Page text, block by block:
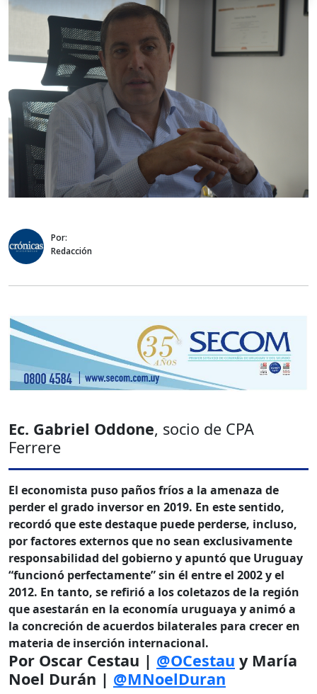
Por:
Redacción
Ec. Gabriel Oddone, socio de CPA
Ferrere
El economista puso paños fríos a la amenaza de
perder el grado inversor en 2019. En este sentido,
recordó que este destaque puede perderse, incluso,
por factores externos que no sean exclusivamente
responsabilidad del gobierno y apuntó que Uruguay
“funcionó perfectamente” sin él entre el 2002 y el
2012. En tanto, se refirió a los coletazos de la región
que asestarán en la economía uruguaya y animó a
la concreción de acuerdos bilaterales para crecer en
materia de inserción internacional.
Por Oscar Cestau | @OCestau yMaría
Noel Durán | @MNoelDuran